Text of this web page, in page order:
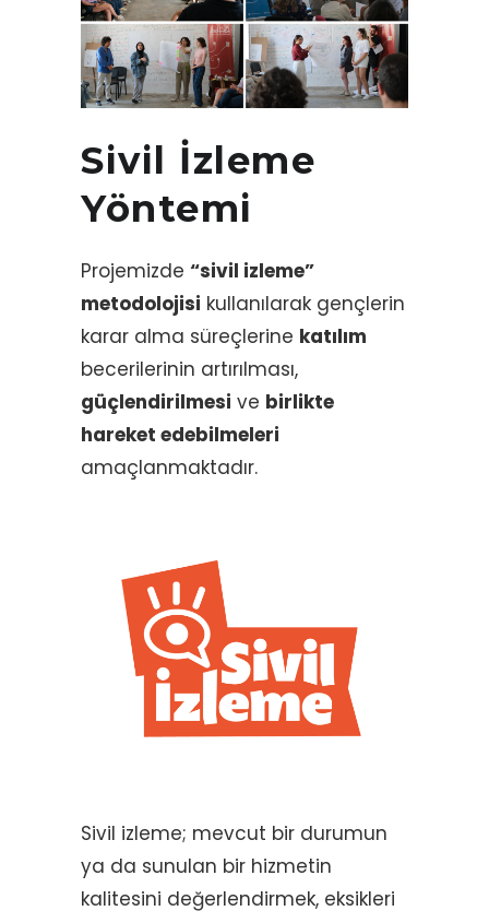
Sivil İzleme
Yöntemi
Projemizde “sivil izleme”
metodolojisi kullanılarak gençlerin
karar alma süreçlerine katılım
becerilerinin artırılması,
güçlendirilmesi ve birlikte
hareket edebilmeleri
amaçlanmaktadır.
Sivil izleme; mevcut bir durumun
ya da sunulan bir hizmetin
kalitesini değerlendirmek, eksikleri